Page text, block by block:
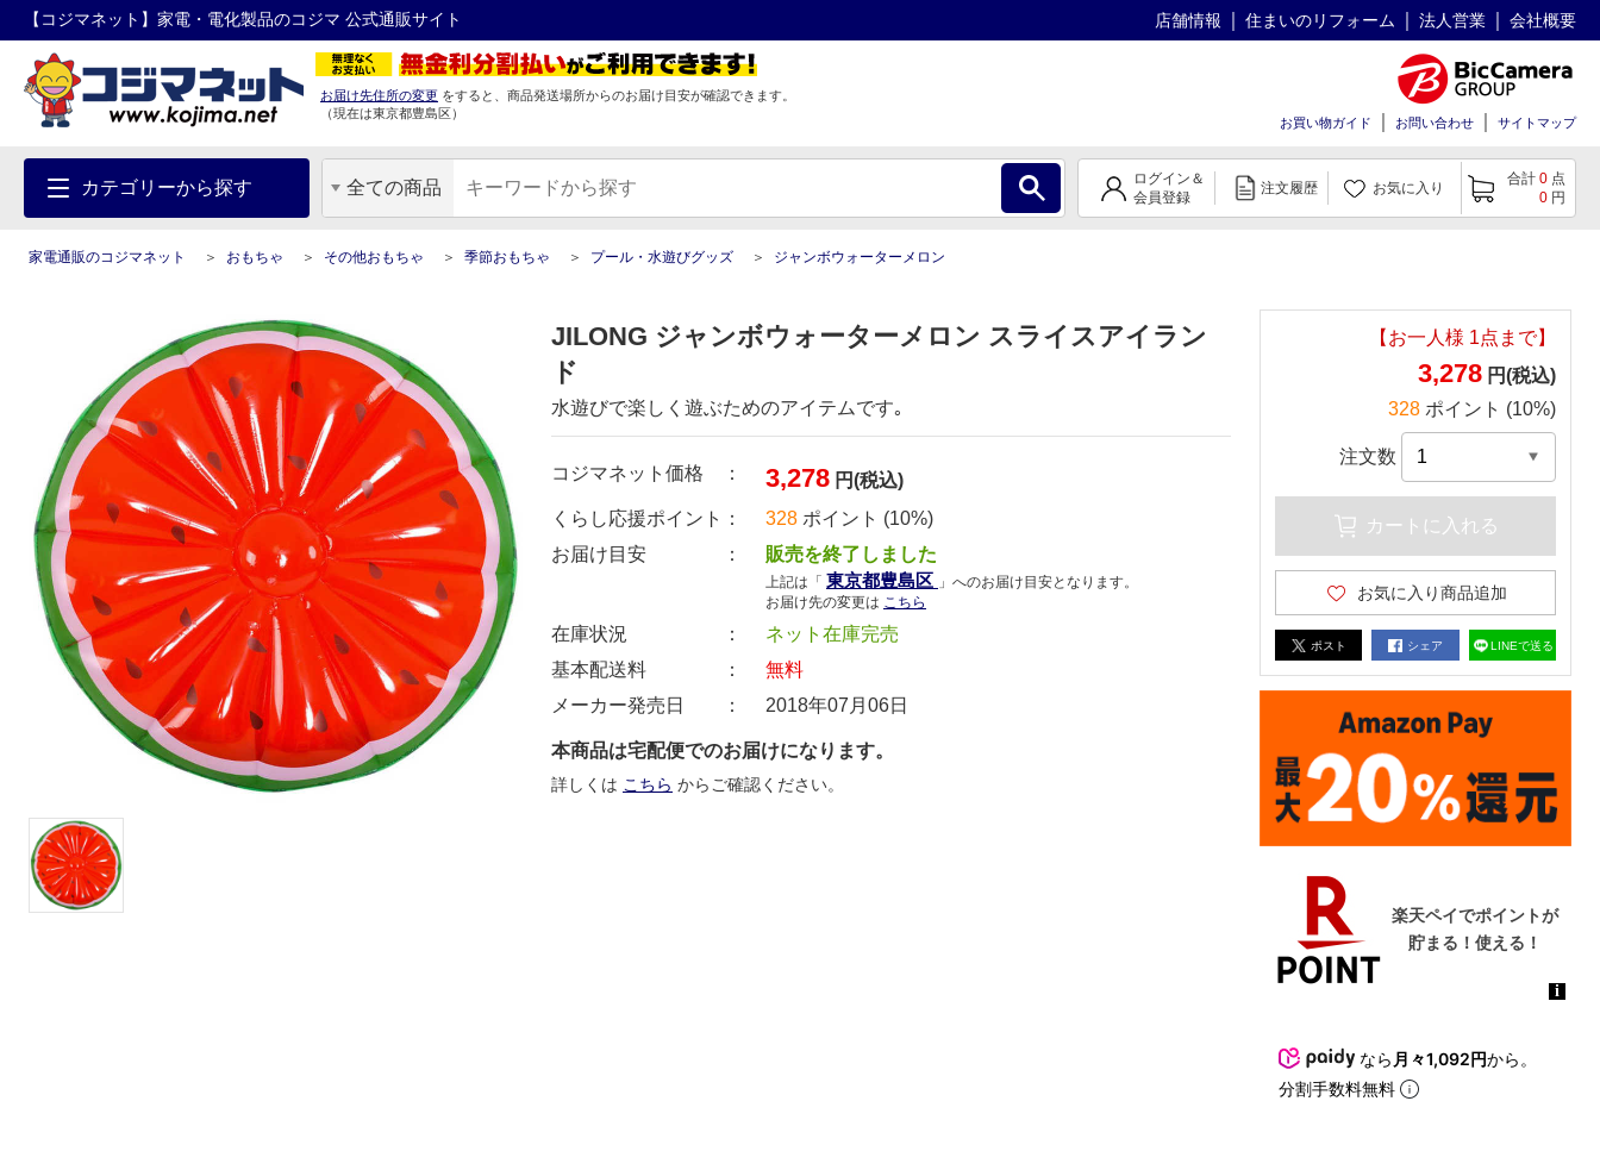
【コジマネット】家電・電化製品のコジマ 公式通販サイト 店舗情報 住まいのリフォーム 法人営業 会社概要
お届け先住所の変更 をすると、商品発送場所からのお届け目安が確認できます。
（現在は東京都豊島区）
お買い物ガイド お問い合わせ サイトマップ
カテゴリーから探す 全ての商品
ログイン＆
会員登録
注文履歴 お気に入り
合計 0 点
0 円
家電通販のコジマネット おもちゃ その他おもちゃ 季節おもちゃ プール・水遊びグッズ ジャンボウォーターメロン
JILONG ジャンボウォーターメロン スライスアイラン
ド
水遊びで楽しく遊ぶためのアイテムです｡
コジマネット価格 ： 3,278 円(税込)
くらし応援ポイント：
328 ポイント (10%)
お届け目安 ：
販売を終了しました
上記は「 東京都豊島区 」へのお届け目安となります。
お届け先の変更は こちら
在庫状況 ：
ネット在庫完売
基本配送料 ：
無料
メーカー発売日 ：
2018年07月06日
本商品は宅配便でのお届けになります。
詳しくは こちら からご確認ください。
【お一人様 1点まで】
3,278 円(税込)
328 ポイント (10%)
注文数
カートに入れる
お気に入り商品追加
ポスト シェア LINEで送る
なら 月々1,092円から。
分割手数料無料